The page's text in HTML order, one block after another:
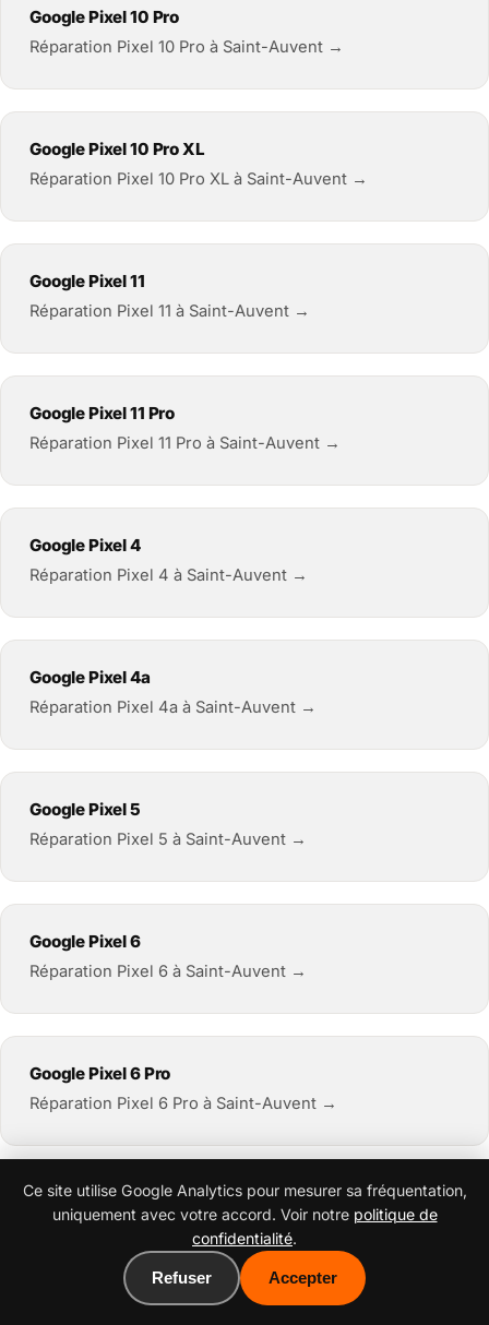
Google Pixel 10 Pro
Réparation Pixel 10 Pro à Saint-Auvent →
Google Pixel 10 Pro XL
Réparation Pixel 10 Pro XL à Saint-Auvent →
Google Pixel 11
Réparation Pixel 11 à Saint-Auvent →
Google Pixel 11 Pro
Réparation Pixel 11 Pro à Saint-Auvent →
Google Pixel 4
Réparation Pixel 4 à Saint-Auvent →
Google Pixel 4a
Réparation Pixel 4a à Saint-Auvent →
Google Pixel 5
Réparation Pixel 5 à Saint-Auvent →
Google Pixel 6
Réparation Pixel 6 à Saint-Auvent →
Google Pixel 6 Pro
Réparation Pixel 6 Pro à Saint-Auvent →
Google Pixel 6a
Réparation Pixel 6a à Saint-Auvent →
Ce site utilise Google Analytics pour mesurer sa fréquentation,
uniquement avec votre accord. Voir notre politique de
confidentialité.
Refuser Accepter